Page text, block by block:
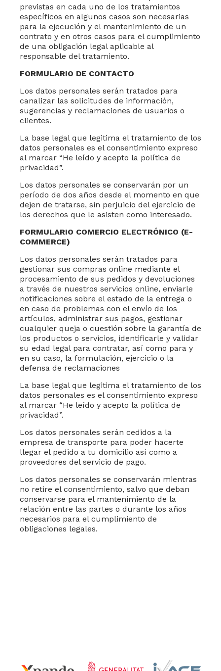
previstas en cada uno de los tratamientos
específicos en algunos casos son necesarias
para la ejecución y el mantenimiento de un
contrato y en otros casos para el cumplimiento
de una obligación legal aplicable al
responsable del tratamiento.
FORMULARIO DE CONTACTO
Los datos personales serán tratados para
canalizar las solicitudes de información,
sugerencias y reclamaciones de usuarios o
clientes.
La base legal que legitima el tratamiento de los
datos personales es el consentimiento expreso
al marcar “He leído y acepto la política de
privacidad”.
Los datos personales se conservarán por un
período de dos años desde el momento en que
dejen de tratarse, sin perjuicio del ejercicio de
los derechos que le asisten como interesado.
FORMULARIO COMERCIO ELECTRÓNICO (E-
COMMERCE)
Los datos personales serán tratados para
gestionar sus compras online mediante el
procesamiento de sus pedidos y devoluciones
a través de nuestros servicios online, enviarle
notificaciones sobre el estado de la entrega o
en caso de problemas con el envío de los
artículos, administrar sus pagos, gestionar
cualquier queja o cuestión sobre la garantía de
los productos o servicios, identificarle y validar
su edad legal para contratar, así como para y
en su caso, la formulación, ejercicio o la
defensa de reclamaciones
La base legal que legitima el tratamiento de los
datos personales es el consentimiento expreso
al marcar “He leído y acepto la política de
privacidad”.
Los datos personales serán cedidos a la
empresa de transporte para poder hacerte
llegar el pedido a tu domicilio así como a
proveedores del servicio de pago.
Los datos personales se conservarán mientras
no retire el consentimiento, salvo que deban
conservarse para el mantenimiento de la
relación entre las partes o durante los años
necesarios para el cumplimiento de
obligaciones legales.